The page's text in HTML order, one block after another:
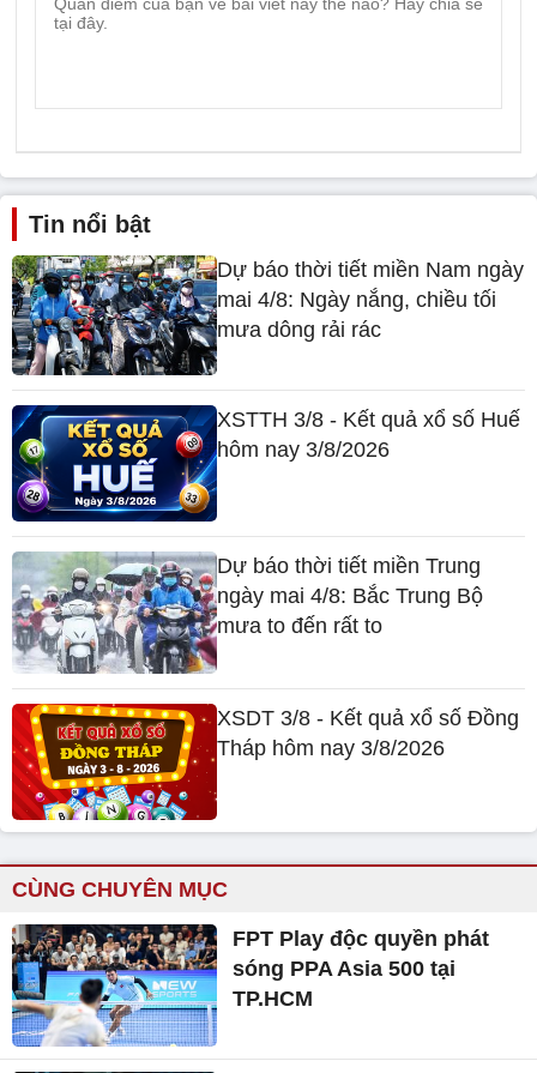
Tin nổi bật
Dự báo thời tiết miền Nam ngày
mai 4/8: Ngày nắng, chiều tối
mưa dông rải rác
XSTTH 3/8 - Kết quả xổ số Huế
hôm nay 3/8/2026
Dự báo thời tiết miền Trung
ngày mai 4/8: Bắc Trung Bộ
mưa to đến rất to
XSDT 3/8 - Kết quả xổ số Đồng
Tháp hôm nay 3/8/2026
CÙNG CHUYÊN MỤC
FPT Play độc quyền phát
sóng PPA Asia 500 tại
TP.HCM